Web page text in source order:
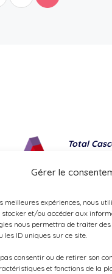
Gérer le
meilleures expériences, nous
stocker et/ou accéder aux
nous permettra de traiter
les ID uniques sur ce site.
consentir ou de retirer son
et fonctions de la
Total